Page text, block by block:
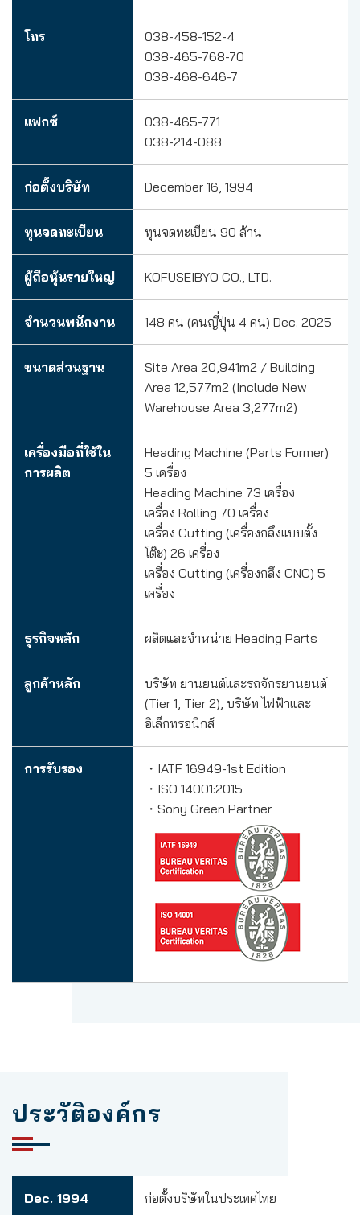
โทร
038-458-152-4
038-465-768-70
038-468-646-7
แฟกซ์
038-465-771
038-214-088
ก่อตั้งบริษัท December 16, 1994
ทุนจดทะเบียน ทุนจดทะเบียน 90 ล้าน
ผู้ถือหุ้นรายใหญ่ KOFUSEIBYO CO., LTD.
จำนวนพนักงาน 148 คน (คนญี่ปุ่น 4 คน) Dec. 2025
ขนาดส่วนฐาน
Site Area 20,941m2 / Building
Area 12,577m2 (Include New
Warehouse Area 3,277m2)
เครื่องมือที่ใช้ใน
การผลิต
Heading Machine (Parts Former)
5 เครื่อง
Heading Machine 73 เครื่อง
เครื่อง Rolling 70 เครื่อง
เครื่อง Cutting (เครื่องกลึงแบบตั้ง
โต๊ะ) 26 เครื่อง
เครื่อง Cutting (เครื่องกลึง CNC) 5
เครื่อง
ธุรกิจหลัก ผลิตและจำหน่าย Heading Parts
ลูกค้าหลัก
บริษัท ยานยนต์และรถจักรยานยนต์
(Tier 1, Tier 2), บริษัท ไฟฟ้าและ
อิเล็กทรอนิกส์
การรับรอง
・IATF 16949-1st Edition
・ISO 14001:2015
・Sony Green Partner
ประวัติองค์กร
Dec. 1994 ก่อตั้งบริษัทในประเทศไทย